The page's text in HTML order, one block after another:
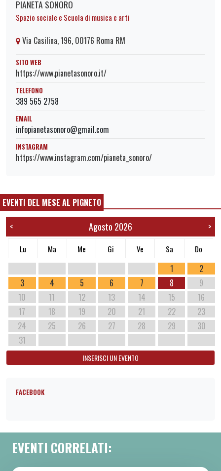
PIANETA SONORO
Spazio sociale e Scuola di musica e arti
Via Casilina, 196, 00176 Roma RM
SITO WEB
https://www.pianetasonoro.it/
TELEFONO
389 565 2758
EMAIL
infopianetasonoro@gmail.com
INSTAGRAM
https://www.instagram.com/pianeta_sonoro/
EVENTI DEL MESE AL PIGNETO
< Agosto 2026 >
Lu Ma Me Gi Ve Sa Do
1
2
3
4 5 6 7 8
9
10
11 12 13 14 15
16
17
18 19 20 21 22
23
24
25 26 27 28 29
30
31
INSERISCI UN EVENTO
FACEBOOK
EVENTI CORRELATI: